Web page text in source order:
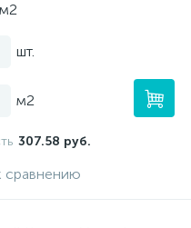
шт.
м2
307.58 руб.
сравнению